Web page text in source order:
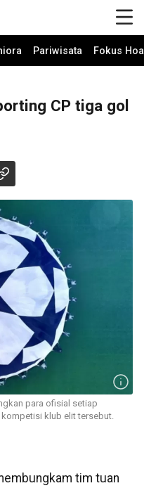
Pariwisata Fokus
CP tiga gol
para ofisial setiap
klub elit tersebut.
tim tuan